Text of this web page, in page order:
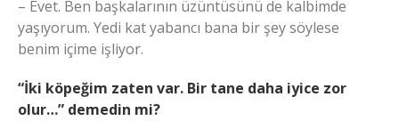
– Evet. Ben başkalarının üzüntüsünü de kalbimde
yaşıyorum. Yedi kat yabancı bana bir şey söylese
benim içime işliyor.
“İki köpeğim zaten var. Bir tane daha iyice zor
olur…” demedin mi?